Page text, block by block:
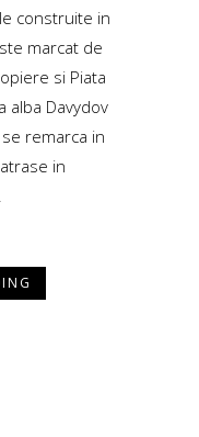
construite in
marcat de
si Piata
alba Davydov
remarca in
in